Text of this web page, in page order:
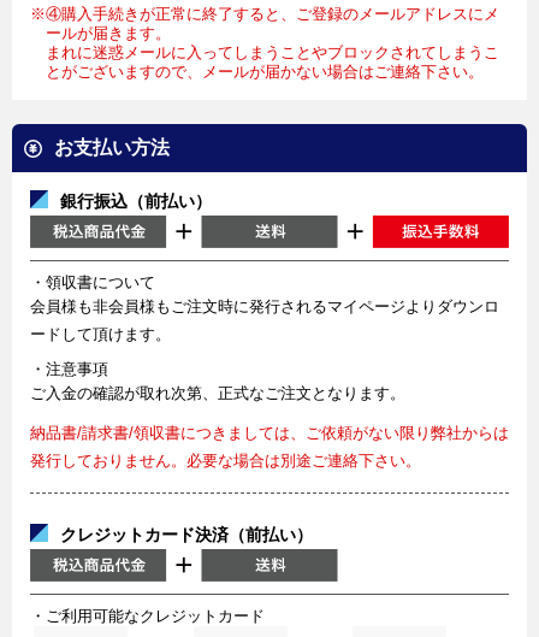
※④購入手続きが正常に終了すると、ご登録のメールアドレスにメ
ールが届きます。
まれに迷惑メールに入ってしまうことやブロックされてしまうこ
とがございますので、メールが届かない場合はご連絡下さい。
お支払い方法
銀行振込（前払い）
・領収書について
会員様も非会員様もご注文時に発行されるマイページよりダウンロ
ードして頂けます。
・注意事項
ご入金の確認が取れ次第、正式なご注文となります。
納品書/請求書/領収書につきましては、ご依頼がない限り弊社からは
発行しておりません。必要な場合は別途ご連絡下さい。
クレジットカード決済（前払い）
・ご利用可能なクレジットカード